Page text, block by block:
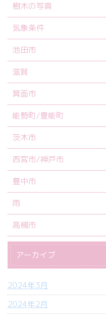
樹木の写真
気象条件
池田市
滋賀
箕面市
能勢町/豊能町
茨木市
西宮市/神戸市
豊中市
雨
高槻市
アーカイブ
2024年3月
2024年2月